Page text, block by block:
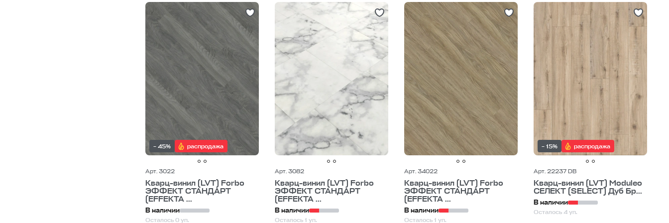
– 45% распродажа
Арт. 3022
Кварц-винил (LVT) Forbo
ЭФФЕКТ СТАНДАРТ
(EFFEKTA ...
В наличии
Осталось 0 уп.
Арт. 3082
Кварц-винил (LVT) Forbo
ЭФФЕКТ СТАНДАРТ
(EFFEKTA ...
В наличии
Осталось 1 уп.
Арт. 34022
Кварц-винил (LVT) Forbo
ЭФФЕКТ СТАНДАРТ
(EFFEKTA ...
В наличии
Осталось 1 уп.
– 15% распродажа
Арт. 22237 DB
Кварц-винил (LVT) Moduleo
СЕЛЕКТ (SELECT) Дуб Бр...
В наличии
Осталось 4 уп.